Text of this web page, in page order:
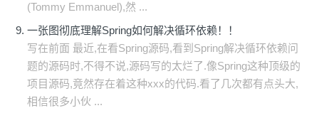
(Tommy Emmanuel),然 ...
一张图彻底理解Spring如何解决循环依赖！！
写在前面 最近,在看Spring源码,看到Spring解决循环依赖问
题的源码时,不得不说,源码写的太烂了.像Spring这种顶级的
项目源码,竟然存在着这种xxx的代码.看了几次都有点头大,
相信很多小伙 ...